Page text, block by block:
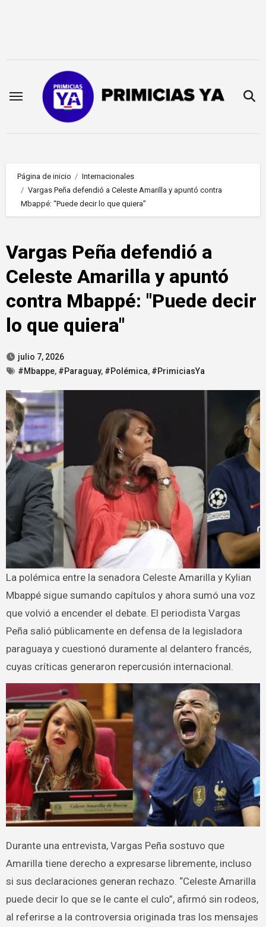
Página de inicio
Internacionales
Vargas Peña defendió a Celeste Amarilla y apuntó contra
Mbappé: “Puede decir lo que quiera”
Vargas Peña defendió a
Celeste Amarilla y apuntó
contra Mbappé: "Puede decir
lo que quiera"
julio 7, 2026
#Mbappe, #Paraguay, #Polémica, #PrimiciasYa
La polémica entre la senadora Celeste Amarilla y Kylian
Mbappé sigue sumando capítulos y ahora sumó una voz
que volvió a encender el debate. El periodista Vargas
Peña salió públicamente en defensa de la legisladora
paraguaya y cuestionó duramente al delantero francés,
cuyas críticas generaron repercusión internacional.
Durante una entrevista, Vargas Peña sostuvo que
Amarilla tiene derecho a expresarse libremente, incluso
si sus declaraciones generan rechazo. “Celeste Amarilla
puede decir lo que se le cante el culo”, afirmó sin rodeos,
al referirse a la controversia originada tras los mensajes